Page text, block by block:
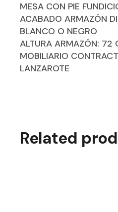
MESA CON PIE
ACABADO ARMAZÓN
BLANCO O NEGRO
ALTURA ARMAZÓN: 72
MOBILIARIO
LANZAROTE
Related